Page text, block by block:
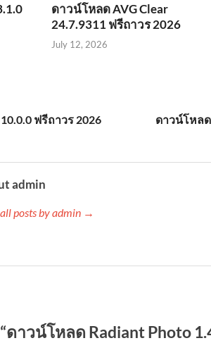
ดาวน์โหลด AVG Clear
24.7.9311 ฟรีถาวร 2026
July 12, 2026
ฟรีถาวร 2026 ดาวน์โหลด
admin
posts by admin →
ดาวน์โหลด Radiant Photo